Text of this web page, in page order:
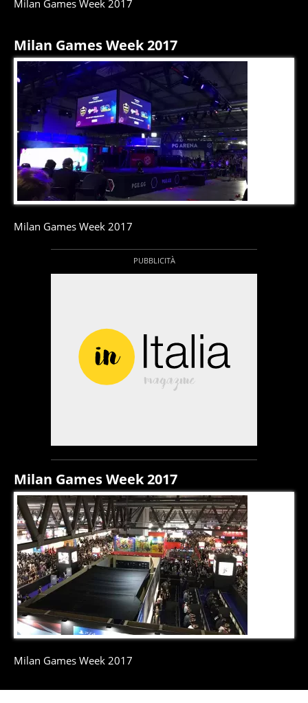
Milan Games Week 2017
Milan Games Week 2017
Milan Games Week 2017
Milan Games Week 2017
Milan Games Week 2017